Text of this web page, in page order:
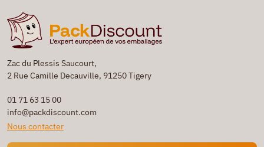
Zac du Plessis Saucourt,
2 Rue Camille Decauville, 91250 Tigery
01 71 63 15 00
info@packdiscount.com
Nous contacter